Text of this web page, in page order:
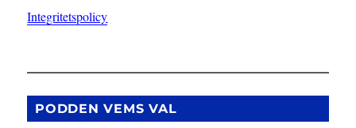
Integritetspolicy
PODDEN VEMS VAL